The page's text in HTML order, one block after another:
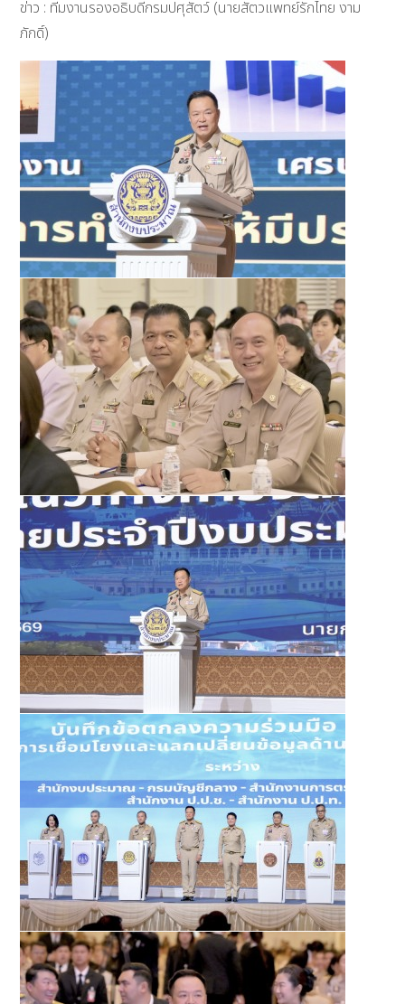
ข่าว : ทีมงานรองอธิบดีกรมปศุสัตว์ (นายสัตวแพทย์รักไทย งาม
ภักดิ์)